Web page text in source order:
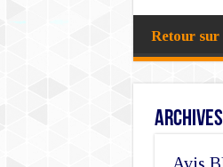
Retour